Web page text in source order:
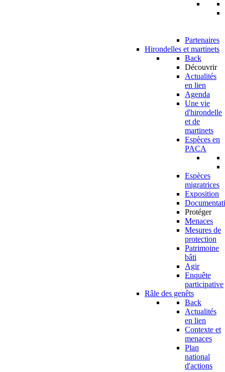
Partenaires
Hirondelles et martinets
Back
Découvrir
Actualités
en lien
Agenda
Une vie
d'hirondelle
et de
martinets
Espèces en
PACA
Espèces
migratrices
Exposition
Protéger
Menaces
Mesures de
protection
Patrimoine
bâti
Agir
Enquête
participative
Râle des genêts
Back
Actualités
en lien
Contexte et
menaces
Plan
national
d'actions